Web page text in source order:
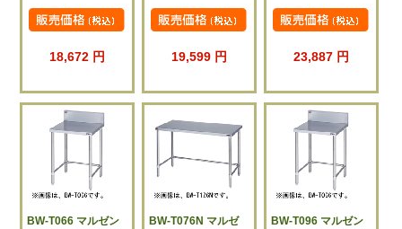
18,672 円 19,599 円 23,887 円
BW-T066 マルゼン
BW-T076N マルゼ
BW-T096 マルゼン